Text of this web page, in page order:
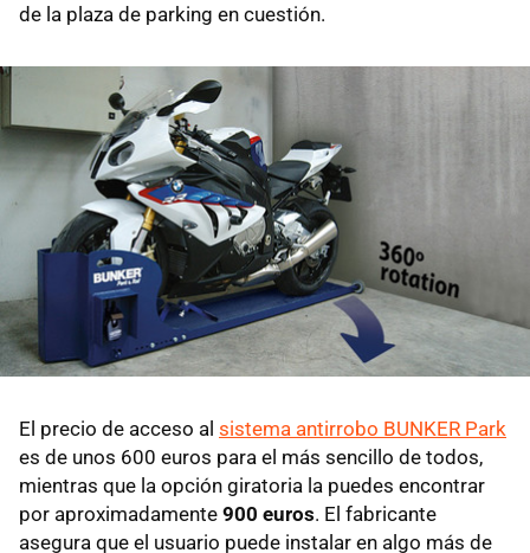
de la plaza de parking en cuestión.
El precio de acceso al sistema antirrobo BUNKER Park
es de unos 600 euros para el más sencillo de todos,
mientras que la opción giratoria la puedes encontrar
por aproximadamente 900 euros. El fabricante
asegura que el usuario puede instalar en algo más de